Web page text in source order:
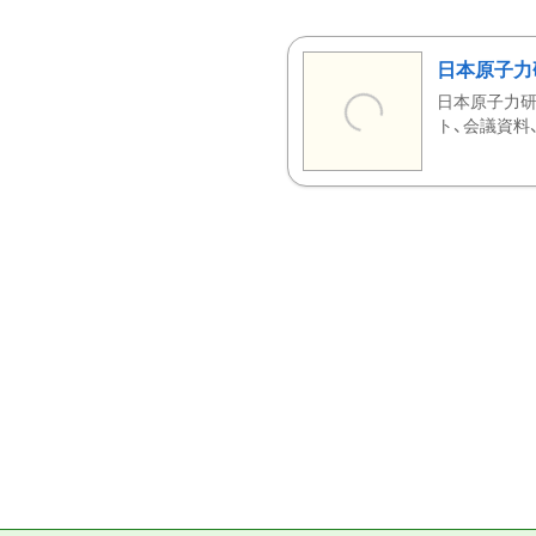
日本原子
日本原子力
ト、会議資